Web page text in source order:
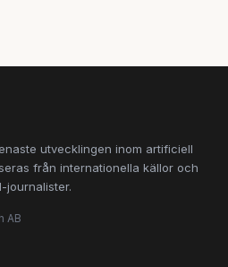
utvecklingen inom artificiell
från internationella källor och
journalister.
AB